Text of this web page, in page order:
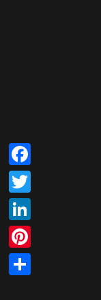
Facebook
Twitter
LinkedIn
Pinterest